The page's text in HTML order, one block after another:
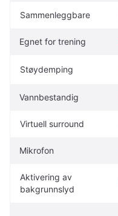
Sammenleggbare
Egnet for trening
Støydemping
Vannbestandig
Virtuell surround
Mikrofon
Aktivering av
bakgrunnslyd